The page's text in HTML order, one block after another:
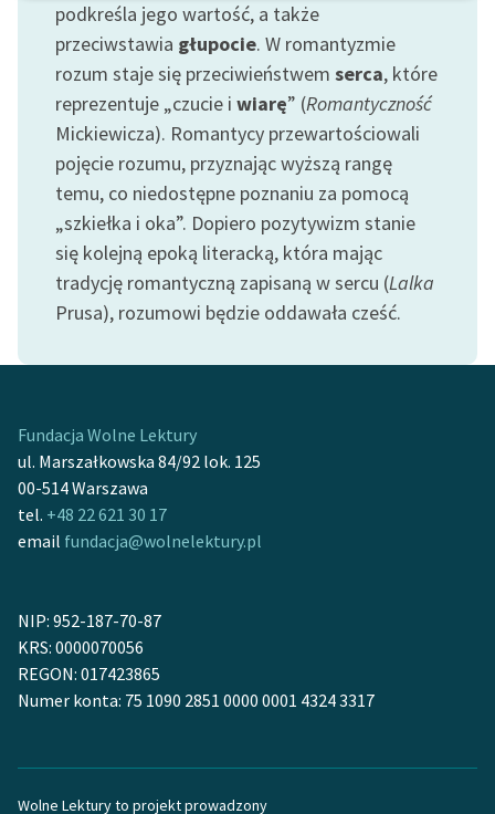
literatury do słuchania dla
uczennic i uczniów z
niepełnosprawnościami
E-kolekcja lektur
szkolnych i literatury do
słuchania dla uczennic i
uczniów z
niepełnosprawnościami
Feministyczne inspiracje.
Popularyzacja
skandynawskiej literatury
Kolekcje edukacyjne
twórców przechodzących
do domeny publicznej,
lektur szkolnych oraz
Starego Testamentu
Szkoła Poezji Wolnych
Lektur
O nas
podkreśla jego wartość, a także
przeciwstawia głupocie. W romantyzmie
rozum staje się przeciwieństwem serca, które
reprezentuje „czucie i wiarę” (Romantyczność
Mickiewicza). Romantycy przewartościowali
pojęcie rozumu, przyznając wyższą rangę
temu, co niedostępne poznaniu za pomocą
„szkiełka i oka”. Dopiero pozytywizm stanie
się kolejną epoką literacką, która mając
tradycję romantyczną zapisaną w sercu (Lalka
Prusa), rozumowi będzie oddawała cześć.
Fundacja Wolne Lektury
ul. Marszałkowska 84/92 lok. 125
00-514 Warszawa
tel. +48 22 621 30 17
email fundacja@wolnelektury.pl
NIP: 952-187-70-87
KRS: 0000070056
REGON: 017423865
Numer konta: 75 1090 2851 0000 0001 4324 3317
Wolne Lektury to projekt prowadzony